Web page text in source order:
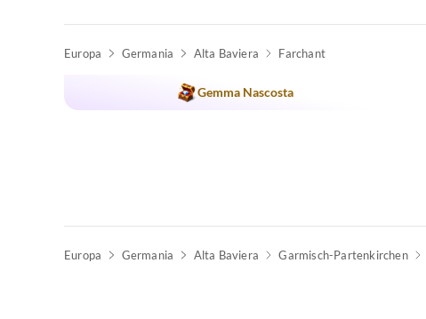
Europa Germania Alta Baviera Farchant
Gemma Nascosta
Europa Germania Alta Baviera Garmisch-Partenkirchen